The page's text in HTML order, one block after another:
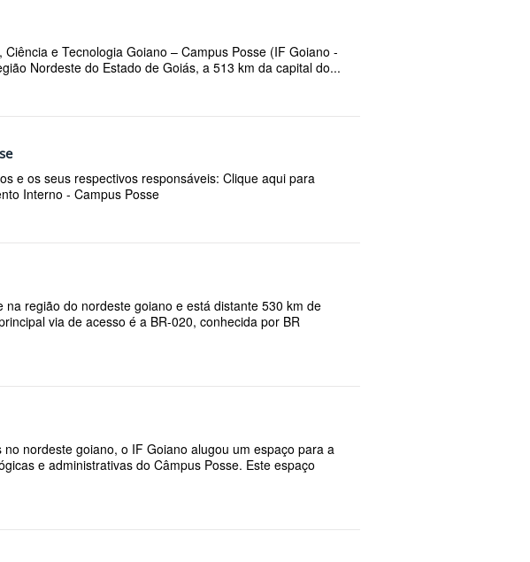
e Tecnologia Goiano – Campus Posse (IF Goiano -
Nordeste do Estado de Goiás, a 513 km da capital do...
e os seus respectivos responsáveis: Clique aqui para
Interno - Campus Posse
na região do nordeste goiano e está distante 530 km de
via de acesso é a BR-020, conhecida por BR
nordeste goiano, o IF Goiano alugou um espaço para a
e administrativas do Câmpus Posse. Este espaço